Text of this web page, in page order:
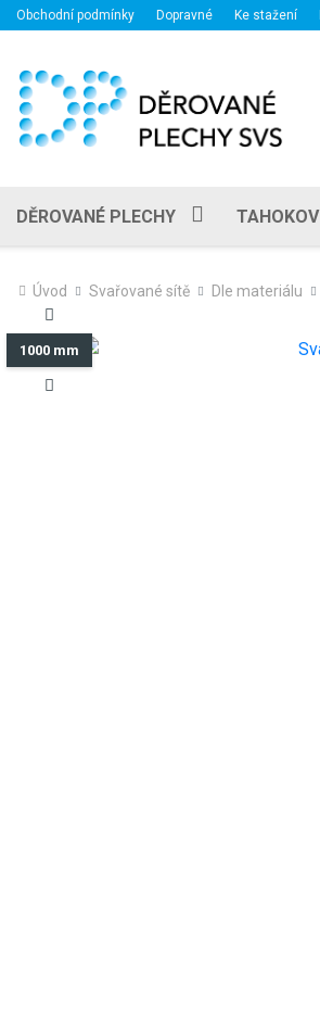
Obchodní podmínky Dopravné Ke stažení
DĚROVANÉ PLECHY TAHOKOV
Úvod Svařované sítě Dle materiálu
1000 mm